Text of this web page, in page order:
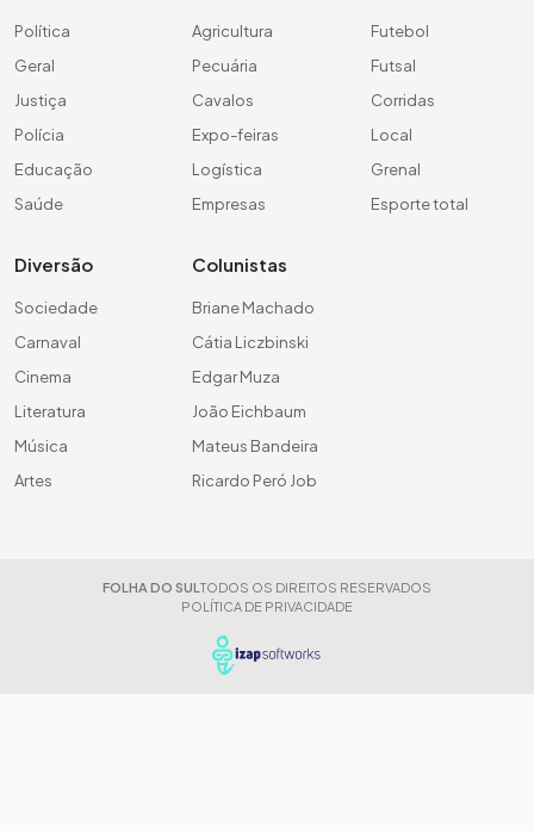
Política
Geral
Justiça
Polícia
Educação
Saúde
Agricultura
Pecuária
Cavalos
Expo-feiras
Logística
Empresas
Futebol
Futsal
Corridas
Local
Grenal
Esporte total
Diversão
Sociedade
Carnaval
Cinema
Literatura
Música
Artes
Colunistas
Briane Machado
Cátia Liczbinski
Edgar Muza
João Eichbaum
Mateus Bandeira
Ricardo Peró Job
FOLHA DO SUL TODOS OS DIREITOS RESERVADOS
POLÍTICA DE PRIVACIDADE